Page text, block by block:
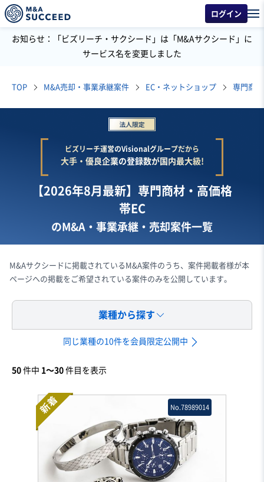
ログイン
お知らせ：「ビズリーチ・サクシード」は「M&Aサクシード」に
サービス名を変更しました
TOP M&A売却・事業承継案件 EC・ネットショップ 専門商
ビズリーチ運営のVisionalグループだから
大手・優良企業の登録数が国内最大級!
【2026年8月最新】専門商材・高価格
帯EC
のM&A・事業承継・売却案件一覧
M&Aサクシードに掲載されているM&A案件のうち、案件掲載者様が本
ページへの掲載をご希望されている案件のみを公開しています。
業種から探す
同じ業種の10件を会員限定公開中
50 件中 1〜30 件目を表示
新着 No.78989014